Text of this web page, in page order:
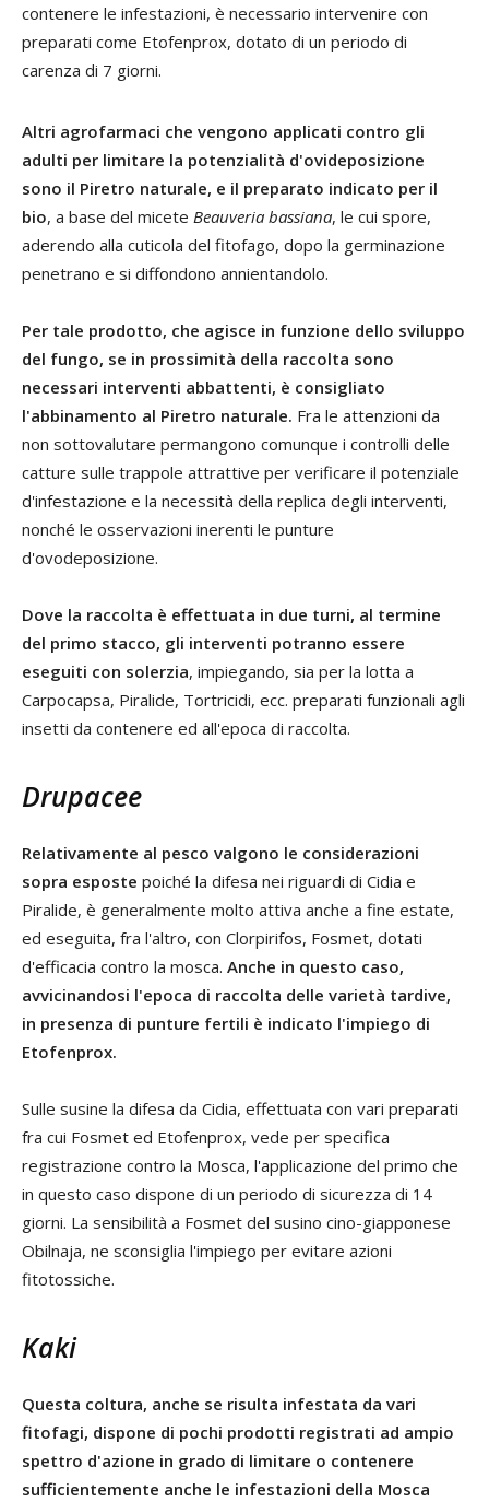
contenere le infestazioni, è necessario intervenire con
preparati come Etofenprox, dotato di un periodo di
carenza di 7 giorni.
Altri agrofarmaci che vengono applicati contro gli
adulti per limitare la potenzialità d'ovideposizione
sono il Piretro naturale, e il preparato indicato per il
bio, a base del micete Beauveria bassiana, le cui spore,
aderendo alla cuticola del fitofago, dopo la germinazione
penetrano e si diffondono annientandolo.
Per tale prodotto, che agisce in funzione dello sviluppo
del fungo, se in prossimità della raccolta sono
necessari interventi abbattenti, è consigliato
l'abbinamento al Piretro naturale. Fra le attenzioni da
non sottovalutare permangono comunque i controlli delle
catture sulle trappole attrattive per verificare il potenziale
d'infestazione e la necessità della replica degli interventi,
nonché le osservazioni inerenti le punture
d'ovodeposizione.
Dove la raccolta è effettuata in due turni, al termine
del primo stacco, gli interventi potranno essere
eseguiti con solerzia, impiegando, sia per la lotta a
Carpocapsa, Piralide, Tortricidi, ecc. preparati funzionali agli
insetti da contenere ed all'epoca di raccolta.
Drupacee
Relativamente al pesco valgono le considerazioni
sopra esposte poiché la difesa nei riguardi di Cidia e
Piralide, è generalmente molto attiva anche a fine estate,
ed eseguita, fra l'altro, con Clorpirifos, Fosmet, dotati
d'efficacia contro la mosca. Anche in questo caso,
avvicinandosi l'epoca di raccolta delle varietà tardive,
in presenza di punture fertili è indicato l'impiego di
Etofenprox.
Sulle susine la difesa da Cidia, effettuata con vari preparati
fra cui Fosmet ed Etofenprox, vede per specifica
registrazione contro la Mosca, l'applicazione del primo che
in questo caso dispone di un periodo di sicurezza di 14
giorni. La sensibilità a Fosmet del susino cino-giapponese
Obilnaja, ne sconsiglia l'impiego per evitare azioni
fitotossiche.
Kaki
Questa coltura, anche se risulta infestata da vari
fitofagi, dispone di pochi prodotti registrati ad ampio
spettro d'azione in grado di limitare o contenere
sufficientemente anche le infestazioni della Mosca